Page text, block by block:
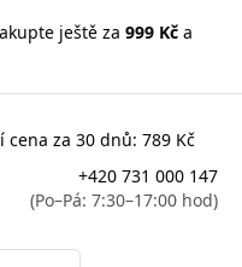
ještě za 999 Kč a
cena za 30 dnů: 789 Kč
+420 731 000 147
(Po–Pá: 7:30–17:00 hod)